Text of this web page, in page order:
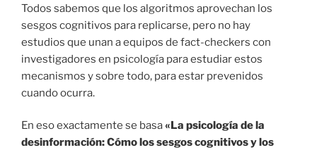
Todos sabemos que los algoritmos aprovechan los
sesgos cognitivos para replicarse, pero no hay
estudios que unan a equipos de fact-checkers con
investigadores en psicología para estudiar estos
mecanismos y sobre todo, para estar prevenidos
cuando ocurra.
En eso exactamente se basa«La psicología de la
desinformación: Cómo los sesgos cognitivos y los